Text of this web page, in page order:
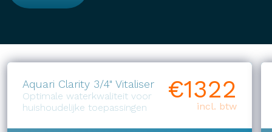
Aquari Clarity 3/4" Vitaliser
Optimale waterkwaliteit voor
huishoudelijke toepassingen
€1322
incl. btw